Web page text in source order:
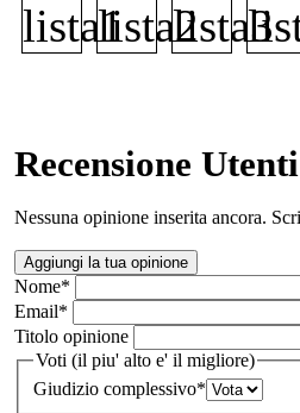
Recensione Utenti
Nessuna opinione inserita ancora.
Aggiungi la tua opinione
Nome*
Email*
Titolo opinione
Voti (il piu' alto e' il migliore)
Giudizio complessivo*